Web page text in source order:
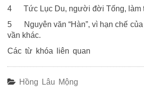
4 Tức Lục Du, người đời Tống, làm
5 Nguyên văn “Hàn”, vì hạn chế của
vần khác.
Các từ khóa liên quan
Hồng Lâu Mộng